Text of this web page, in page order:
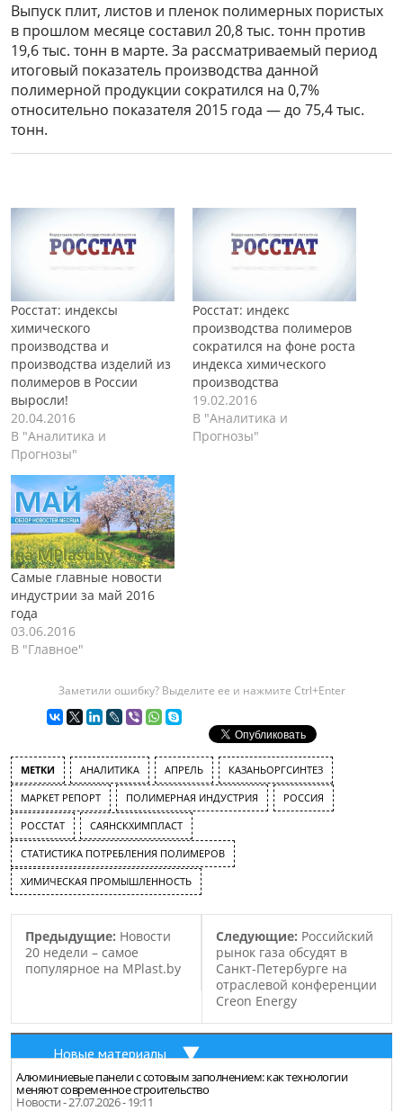
Выпуск плит, листов и пленок полимерных пористых
в прошлом месяце составил 20,8 тыс. тонн против
19,6 тыс. тонн в марте. За рассматриваемый период
итоговый показатель производства данной
полимерной продукции сократился на 0,7%
относительно показателя 2015 года — до 75,4 тыс.
тонн.
Росстат: индексы
химического
производства и
производства изделий из
полимеров в России
выросли!
20.04.2016
В "Аналитика и
Прогнозы"
Росстат: индекс
производства полимеров
сократился на фоне роста
индекса химического
производства
19.02.2016
В "Аналитика и
Прогнозы"
Самые главные новости
индустрии за май 2016
года
03.06.2016
В "Главное"
Заметили ошибку? Выделите ее и нажмите Ctrl+Enter
МЕТКИ АНАЛИТИКА АПРЕЛЬ КАЗАНЬОРГСИНТЕЗ
МАРКЕТ РЕПОРТ ПОЛИМЕРНАЯ ИНДУСТРИЯ РОССИЯ
РОССТАТ САЯНСКХИМПЛАСТ
СТАТИСТИКА ПОТРЕБЛЕНИЯ ПОЛИМЕРОВ
ХИМИЧЕСКАЯ ПРОМЫШЛЕННОСТЬ
Предыдущие: Новости
20 недели – самое
популярное на MPlast.by
Следующие: Российский
рынок газа обсудят в
Санкт-Петербурге на
отраслевой конференции
Creon Energy
Новые материалы
Алюминиевые панели с сотовым заполнением: как технологии
меняют современное строительство
Новости - 27.07.2026 - 19:11